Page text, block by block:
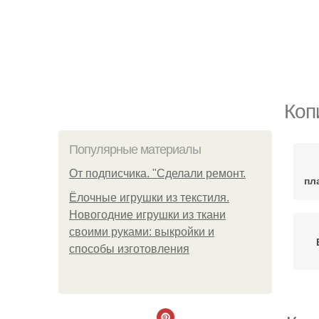
Популярные материалы
От подписчика. "Сделали ремонт.
Ёлочные игрушки из текстиля.
Новогодние игрушки из ткани
своими руками: выкройки и
способы изготовления